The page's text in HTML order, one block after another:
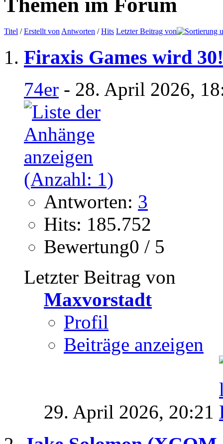
Themen im Forum
Titel /Erstellt von Antworten /Hits Letzter Beitrag von
Firaxis Games wird 30!
74er - 28. April 2026,
Antworten: 3
Hits: 185.752
Bewertung0 / 5
Letzter Beitrag von
Maxvorstadt
Profil
Beiträge anzeigen
29. April 2026, 20:21